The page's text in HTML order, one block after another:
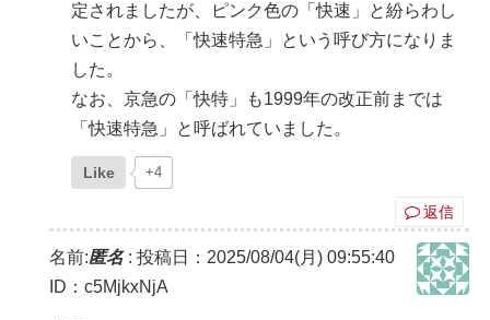
定されましたが、ピンク色の「快速」と紛らわし
いことから、「快速特急」という呼び方になりま
した。
なお、京急の「快特」も1999年の改正前までは
「快速特急」と呼ばれていました。
Like +4
返信
名前:匿名: 投稿日：2025/08/04(月) 09:55:40
ID：c5MjkxNjA